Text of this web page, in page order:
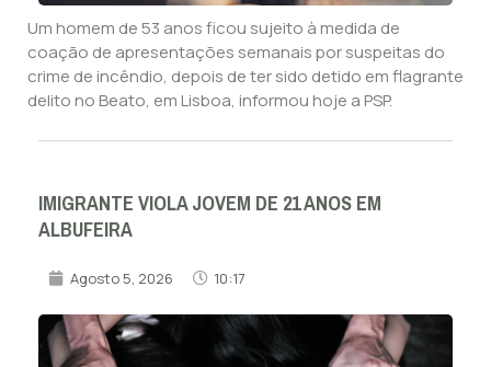
Um homem de 53 anos ficou sujeito à medida de
coação de apresentações semanais por suspeitas do
crime de incêndio, depois de ter sido detido em flagrante
delito no Beato, em Lisboa, informou hoje a PSP.
IMIGRANTE VIOLA JOVEM DE 21 ANOS EM
ALBUFEIRA
Agosto 5, 2026 10:17